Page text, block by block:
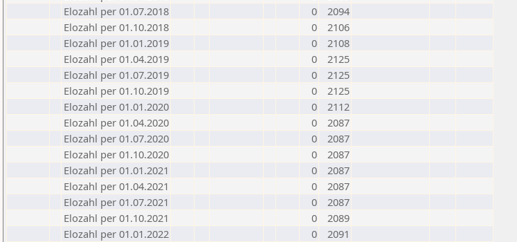
Elozahl per 01.07.2018
0
2094
Elozahl per 01.10.2018
0
2106
Elozahl per 01.01.2019
0
2108
Elozahl per 01.04.2019
0
2125
Elozahl per 01.07.2019
0
2125
Elozahl per 01.10.2019
0
2125
Elozahl per 01.01.2020
0
2112
Elozahl per 01.04.2020
0
2087
Elozahl per 01.07.2020
0
2087
Elozahl per 01.10.2020
0
2087
Elozahl per 01.01.2021
0
2087
Elozahl per 01.04.2021
0
2087
Elozahl per 01.07.2021
0
2087
Elozahl per 01.10.2021
0
2089
Elozahl per 01.01.2022
0
2091